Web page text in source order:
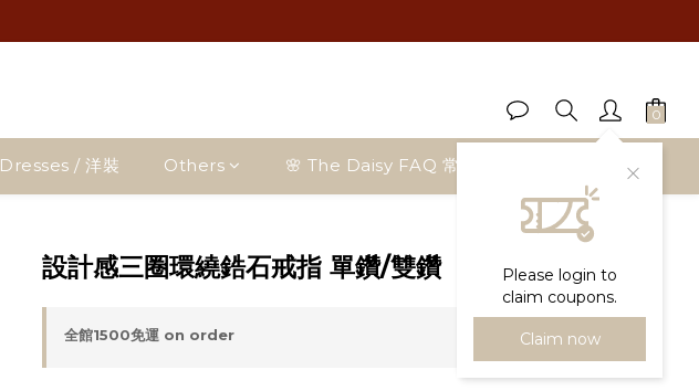
Please login to
claim coupons.
Claim now
Dresses / 洋裝 Others 🌸 The Daisy FAQ 常見問題 Blog Posts
設計感三圈環繞鋯石戒指 單鑽/雙鑽
全館1500免運 on order
BUY NOW